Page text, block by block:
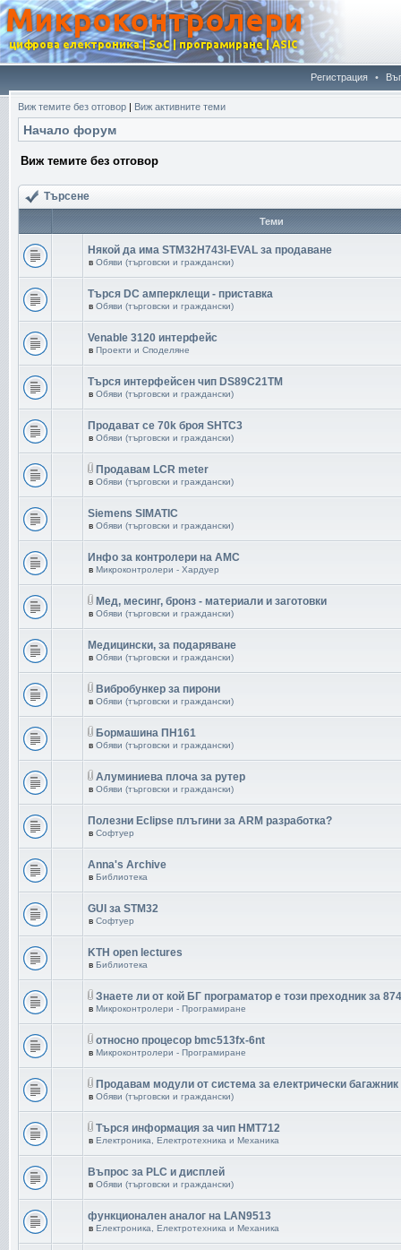
Регистрация •
Виж темите без отговор | Виж активните теми
Начало форум
Виж темите без отговор
Търсене
Теми
Някой да има STM32H743I-EVAL за продаване
в Обяви (търговски и граждански)
Търся DC амперклещи - приставка
в Обяви (търговски и граждански)
Venable 3120 интерфейс
в Проекти и Споделяне
Търся интерфейсен чип DS89C21TM
в Обяви (търговски и граждански)
Продават се 70k броя SHTC3
в Обяви (търговски и граждански)
Продавам LCR meter
в Обяви (търговски и граждански)
Siemens SIMATIC
в Обяви (търговски и граждански)
Инфо за контролери на AMC
в Микроконтролери - Хардуер
Мед, месинг, бронз - материали и заготовки
в Обяви (търговски и граждански)
Медицински, за подаряване
в Обяви (търговски и граждански)
Вибробункер за пирони
в Обяви (търговски и граждански)
Бормашина ПН161
в Обяви (търговски и граждански)
Aлуминиева плоча за рутер
в Обяви (търговски и граждански)
Полезни Eclipse плъгини за ARM разработка?
в Софтуер
Anna's Archive
в Библиотека
GUI за STM32
в Софтуер
KTH open lectures
в Библиотека
Знаете ли от кой БГ програматор е този преходник за
в Микроконтролери - Програмиране
относно процесор bmc513fx-6nt
в Микроконтролери - Програмиране
Продавам модули от система за електрически багажник
в Обяви (търговски и граждански)
Търся информация за чип HMT712
в Електроника, Електротехника и Механика
Въпрос за PLC и дисплей
в Обяви (търговски и граждански)
функционален аналог на LAN9513
в Електроника, Електротехника и Механика